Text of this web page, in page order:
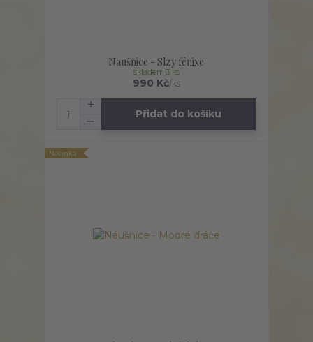
Naušnice - Slzy fénixe
990 Kč/ks
skladem 3 ks
Přidat do košíku
Novinka